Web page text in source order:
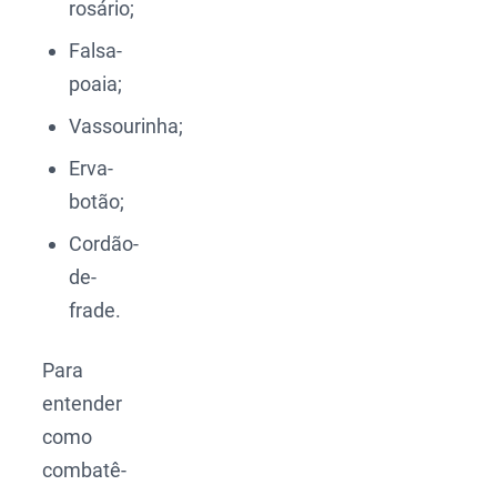
rosário;
Falsa-
poaia;
Vassourinha;
Erva-
botão;
Cordão-
de-
frade.
Para
entender
como
combatê-